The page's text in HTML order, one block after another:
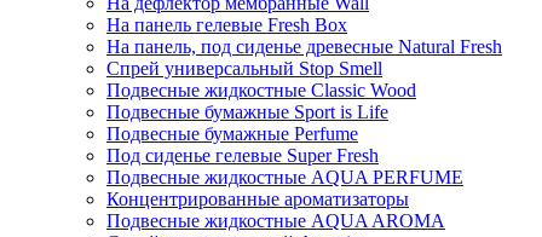
На панель гелевые Fresh Box
На панель, под сиденье древесные Natural Fresh
Спрей универсальный Stop Smell
Подвесные жидкостные Classic Wood
Подвесные бумажные Sport is Life
Подвесные бумажные Perfume
Под сиденье гелевые Super Fresh
Подвесные жидкостные AQUA PERFUME
Концентрированные ароматизаторы
Подвесные жидкостные AQUA AROMA